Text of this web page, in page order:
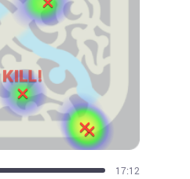
18:56